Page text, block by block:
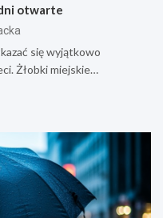
otwarte
się wyjątkowo
Żłobki miejskie…